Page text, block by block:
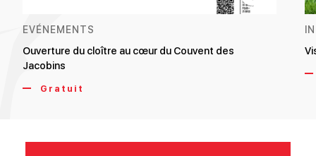
EVÉNEMENTS
Ouverture du cloître au cœur du Couvent des
Jacobins
Gratuit